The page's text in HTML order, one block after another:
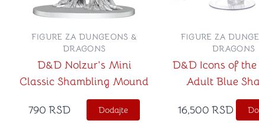
D&D Nolzur's Mini
Classic Shambling Mound
FIGURE ZA DUNGEONS &
DRAGONS
790 RSD Dodajte
D&D Icons of the
Adult Blue
Dragon
FIGURE ZA
DRAGONS
16,500 RSD